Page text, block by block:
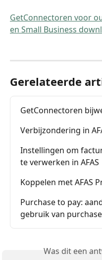
GetConnectoren voor
en Small Business
Gerelateerde
GetConnectoren
Verbijzondering in
Instellingen om
te verwerken in AFAS
Koppelen met AFAS
Purchase to pay:
gebruik van
Was dit een